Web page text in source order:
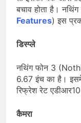
बचाव होता है।
Features) इस
डिस्प्ले
नथिंग फोन 3
6.67 इंच का है।
रिफ्रेश रेट
कैमरा